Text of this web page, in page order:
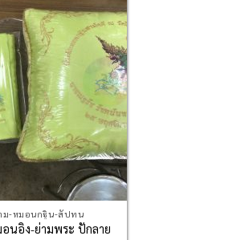
Add to
Wishlist
ม-หมอนกฐิน-สัปทน
นอิง-ย่ามพระ ปักลาย